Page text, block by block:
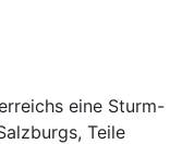
eine Sturm-
Teile